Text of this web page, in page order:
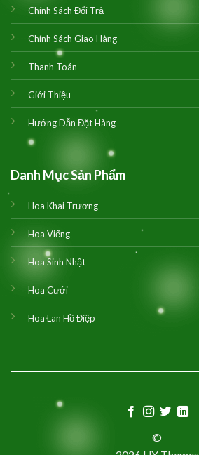
Chính Sách Đổi Trả
Chính Sách Giao Hàng
Thanh Toán
Giới Thiệu
Hướng Dẫn Đặt Hàng
Danh Mục Sản Phẩm
Hoa Khai Trương
Hoa Viếng
Hoa Sinh Nhật
Hoa Cưới
Hoa Lan Hồ Điệp
©